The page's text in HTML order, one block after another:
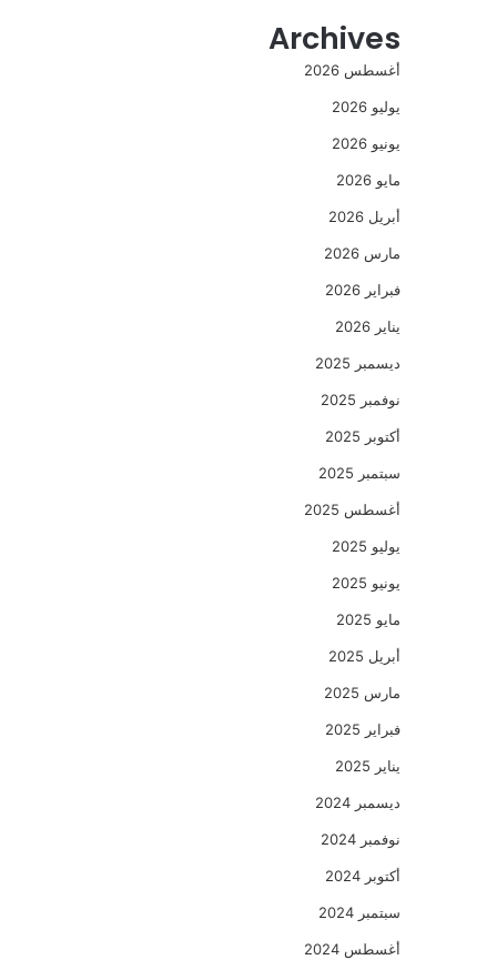
Archives
أغسطس 2026
يوليو 2026
يونيو 2026
مايو 2026
أبريل 2026
مارس 2026
فبراير 2026
يناير 2026
ديسمبر 2025
نوفمبر 2025
أكتوبر 2025
سبتمبر 2025
أغسطس 2025
يوليو 2025
يونيو 2025
مايو 2025
أبريل 2025
مارس 2025
فبراير 2025
يناير 2025
ديسمبر 2024
نوفمبر 2024
أكتوبر 2024
سبتمبر 2024
أغسطس 2024